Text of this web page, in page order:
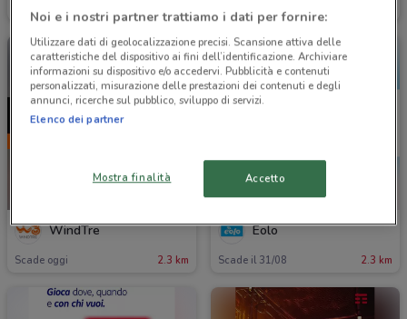
Scade il 20/09 Scade oggi
WindTre
Scade oggi 2.3 km
Eolo
Scade il 31/08 2.3 km
Noi e i nostri partner trattiamo i dati per fornire:
Utilizzare dati di geolocalizzazione precisi. Scansione attiva delle
caratteristiche del dispositivo ai fini dell’identificazione. Archiviare
informazioni su dispositivo e/o accedervi. Pubblicità e contenuti
personalizzati, misurazione delle prestazioni dei contenuti e degli
annunci, ricerche sul pubblico, sviluppo di servizi.
Elenco dei partner
Mostra finalità Accetto